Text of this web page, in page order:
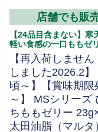
店舗でも販
【24品目含まない】寒
軽い食感の一口ももゼ
【再入荷しませ
しました2026.2
頃～】【賞味期限
～】 MSシリーズ
ちももゼリー
太田油脂（マルタ